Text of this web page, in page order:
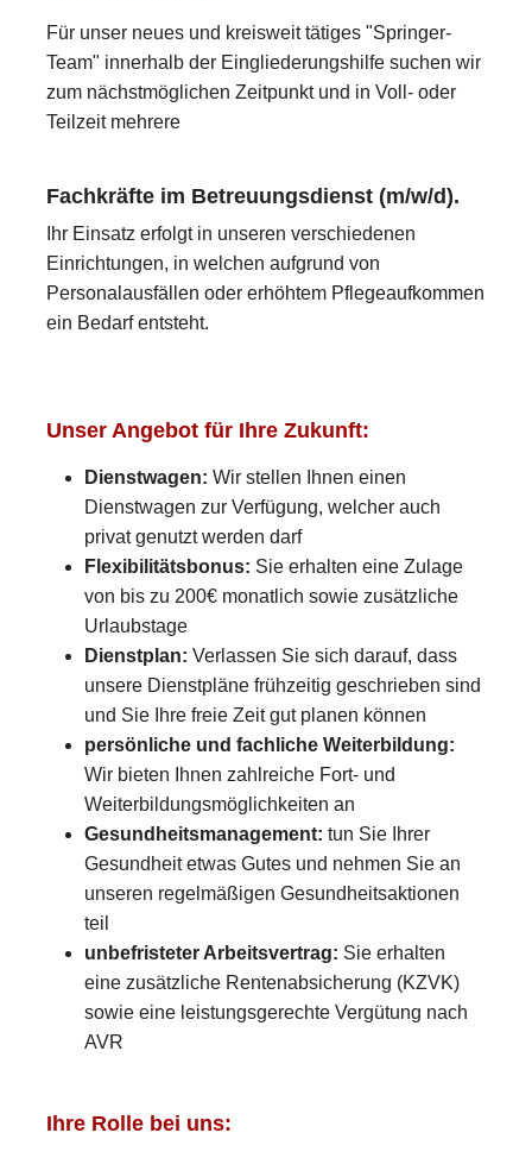
Für unser neues und kreisweit tätiges "Springer-
Team" innerhalb der Eingliederungshilfe suchen wir
zum nächstmöglichen Zeitpunkt und in Voll- oder
Teilzeit mehrere
Fachkräfte im Betreuungsdienst (m/w/d).
Ihr Einsatz erfolgt in unseren verschiedenen
Einrichtungen, in welchen aufgrund von
Personalausfällen oder erhöhtem Pflegeaufkommen
ein Bedarf entsteht.
Unser Angebot für Ihre Zukunft:
Dienstwagen: Wir stellen Ihnen einen
Dienstwagen zur Verfügung, welcher auch
privat genutzt werden darf
Flexibilitätsbonus: Sie erhalten eine Zulage
von bis zu 200€ monatlich sowie zusätzliche
Urlaubstage
Dienstplan: Verlassen Sie sich darauf, dass
unsere Dienstpläne frühzeitig geschrieben sind
und Sie Ihre freie Zeit gut planen können
persönliche und fachliche Weiterbildung:
Wir bieten Ihnen zahlreiche Fort- und
Weiterbildungsmöglichkeiten an
Gesundheitsmanagement: tun Sie Ihrer
Gesundheit etwas Gutes und nehmen Sie an
unseren regelmäßigen Gesundheitsaktionen
teil
unbefristeter Arbeitsvertrag: Sie erhalten
eine zusätzliche Rentenabsicherung (KZVK)
sowie eine leistungsgerechte Vergütung nach
AVR
Ihre Rolle bei uns: